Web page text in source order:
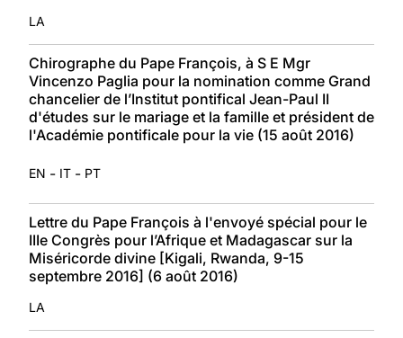
LA
Chirographe du Pape François, à S E Mgr
Vincenzo Paglia pour la nomination comme Grand
chancelier de l’Institut pontifical Jean-Paul II
d'études sur le mariage et la famille et président de
l'Académie pontificale pour la vie (15 août 2016)
EN - IT - PT
Lettre du Pape François à l'envoyé spécial pour le
IIIe Congrès pour l’Afrique et Madagascar sur la
Miséricorde divine [Kigali, Rwanda, 9-15
septembre 2016] (6 août 2016)
LA